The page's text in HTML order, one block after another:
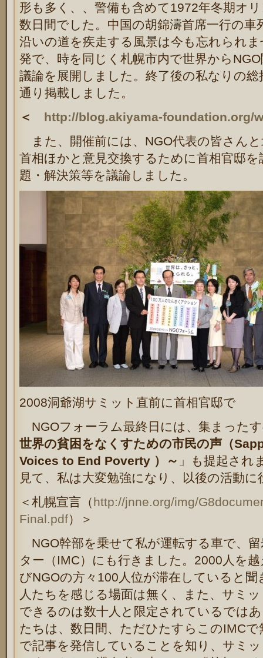
形も多く、、警備も含めて1972年冬期オ
数日間でした。中国の胡錦濤首席一行の
沿いの道を疾走する風景は今も忘れられ
発で、時を同じく札幌市内で世界から
議論を展開しました。終了後の私なりの
通り掲載しました。
＜ http://blog.akiyama-foundation.org/
また、開催前には、NGO代表の皆さん
首相ほかと意見交換するために首相官邸
題・解決策等を議論しました。
2008洞爺湖サミット直前に首相官邸で
NGOフォーラム最終日には、集まった
世界の貧困をなくすための市民の声（
Voices to End Poverty ）～ 」も提起され
見て、私は大変勉強になり、以後の活動
＜札幌宣言（http://jnne.org/img/
Final.pdf）＞
NGO幹部を乗せて私が運転する車で、
ター（IMC）にも行きました。2000人を
びNGOの方々100人位が滞在していると
人たちを感じる場面は無く、また、サミ
できるのは数十人と限定されているでは
たちは、数日間、ただひたすらこのIMC
で記事を発信していることを知り、サミ